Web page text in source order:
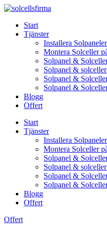
Skip
contentStart
Tjänster
Installera Solpaneler
Montera Solceller
Solpanel &
Solpanel &
Solpanel &
Solpanel &
Blogg
Offert
Start
Tjänster
Installera Solpaneler
Montera Solceller
Solpanel &
Solpanel &
Solpanel &
Solpanel &
Blogg
Offert
Offert